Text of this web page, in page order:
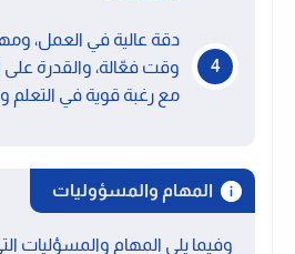
دقة عالية في العمل،
وقت فعّالة، والقدرة
مع رغبة قوية في التعلم
المهام والمسؤوليات
وفيما يلى المهام والمسؤليات